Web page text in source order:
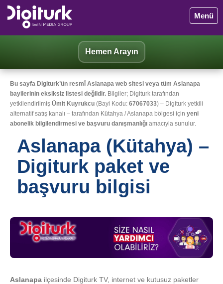
Menü
Hemen Arayın
Bu sayfa Digiturk’ün resmî Aslanapa web sitesi veya tüm Aslanapa
bayilerinin eksiksiz listesi değildir. Bilgiler; Digiturk tarafından
yetkilendirilmiş Ümit Kuyrukcu (Bayi Kodu: 67067033) – Digiturk yetkili
alternatif satış kanalı – tarafından Kütahya / Aslanapa bölgesi için yeni
abonelik bilgilendirmesi ve başvuru danışmanlığı amacıyla sunulur.
Aslanapa (Kütahya) –
Digiturk paket ve
başvuru bilgisi
Aslanapa ilçesinde Digiturk TV, internet ve kutusuz paketler